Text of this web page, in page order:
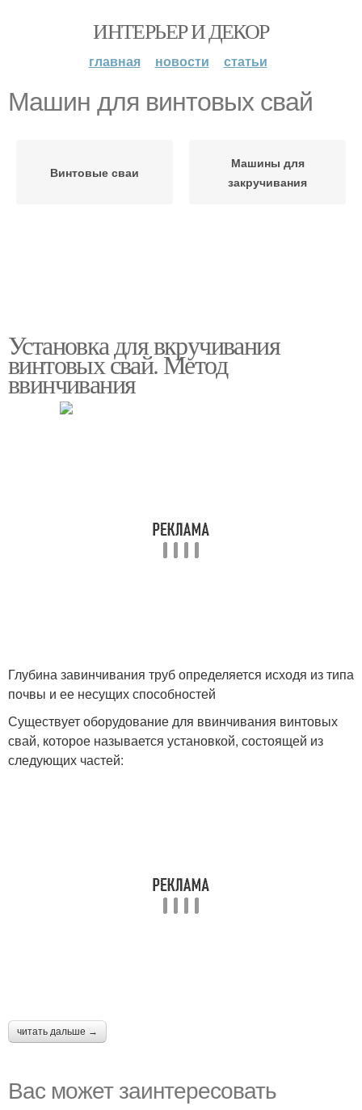
ИНТЕРЬЕР И ДЕКОР
главная новости статьи
Машин для винтовых свай
Винтовые сваи
Машины для
закручивания
Установка для вкручивания
винтовых свай. Метод
ввинчивания
Глубина завинчивания труб определяется исходя из типа
почвы и ее несущих способностей
Существует оборудование для ввинчивания винтовых
свай, которое называется установкой, состоящей из
следующих частей:
читать дальше →
Вас может заинтересовать